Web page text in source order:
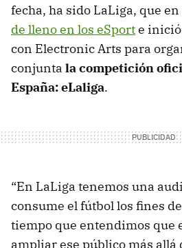
fecha, ha sido LaLiga, que
de lleno en los eSporte
con Electronic Arts para
conjunta la competición
España: eLaliga.
“En LaLiga tenemos una
consume el fútbol los fines
tiempo que entendimos que
ampliar ese público más allá